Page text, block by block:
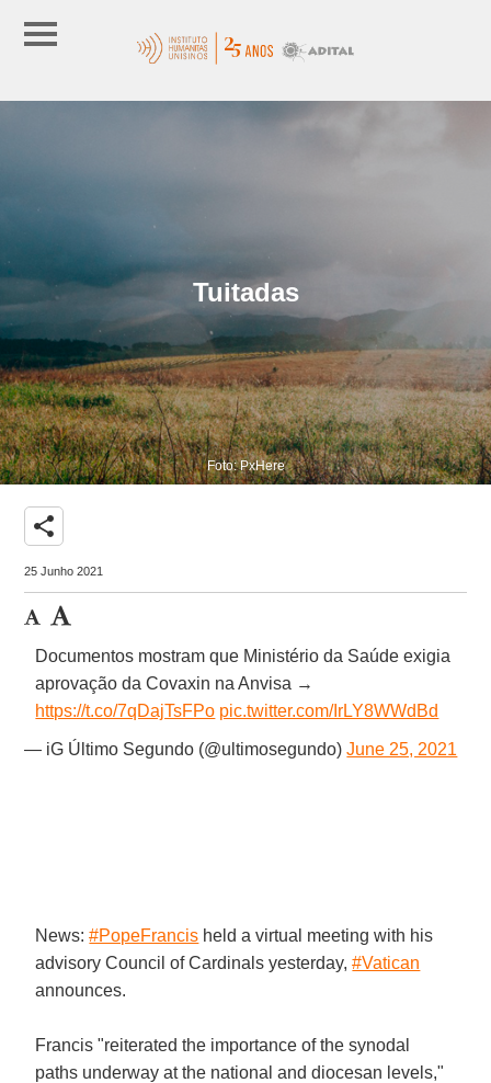
Tuitadas
Foto: PxHere
share
25 Junho 2021
Documentos mostram que Ministério da Saúde exigia
aprovação da Covaxin na Anvisa →
https://t.co/7qDajTsFPo pic.twitter.com/IrLY8WWdBd
— iG Último Segundo (@ultimosegundo)June 25, 2021
News:#PopeFrancis held a virtual meeting with his
advisory Council of Cardinals yesterday,#Vatican
announces.
Francis "reiterated the importance of the synodal
paths underway at the national and diocesan levels,"